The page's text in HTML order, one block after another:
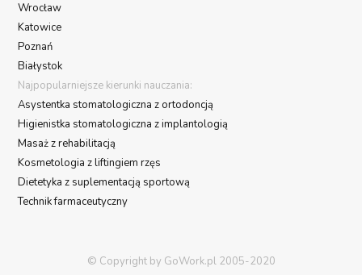
Wrocław
Katowice
Poznań
Białystok
Najpopularniejsze kierunki nauczania:
Asystentka stomatologiczna z ortodoncją
Higienistka stomatologiczna z implantologią
Masaż z rehabilitacją
Kosmetologia z liftingiem rzęs
Dietetyka z suplementacją sportową
Technik farmaceutyczny
© Copyright by GoWork.pl 2005-2020